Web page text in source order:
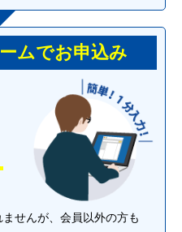
ムでお申込み
せんが、会員以外の方も